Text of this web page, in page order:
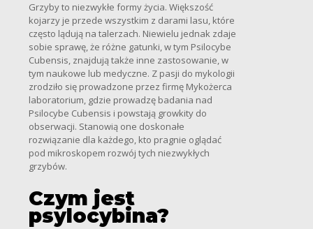
Grzyby to niezwykłe formy życia. Większość
kojarzy je przede wszystkim z darami lasu, które
często lądują na talerzach. Niewielu jednak zdaje
sobie sprawę, że różne gatunki, w tym Psilocybe
Cubensis, znajdują także inne zastosowanie, w
tym naukowe lub medyczne. Z pasji do mykologii
zrodziło się prowadzone przez firmę Mykożerca
laboratorium, gdzie prowadzę badania nad
Psilocybe Cubensis i powstają growkity do
obserwacji. Stanowią one doskonałe
rozwiązanie dla każdego, kto pragnie oglądać
pod mikroskopem rozwój tych niezwykłych
grzybów.
Czym jest
psylocybina?